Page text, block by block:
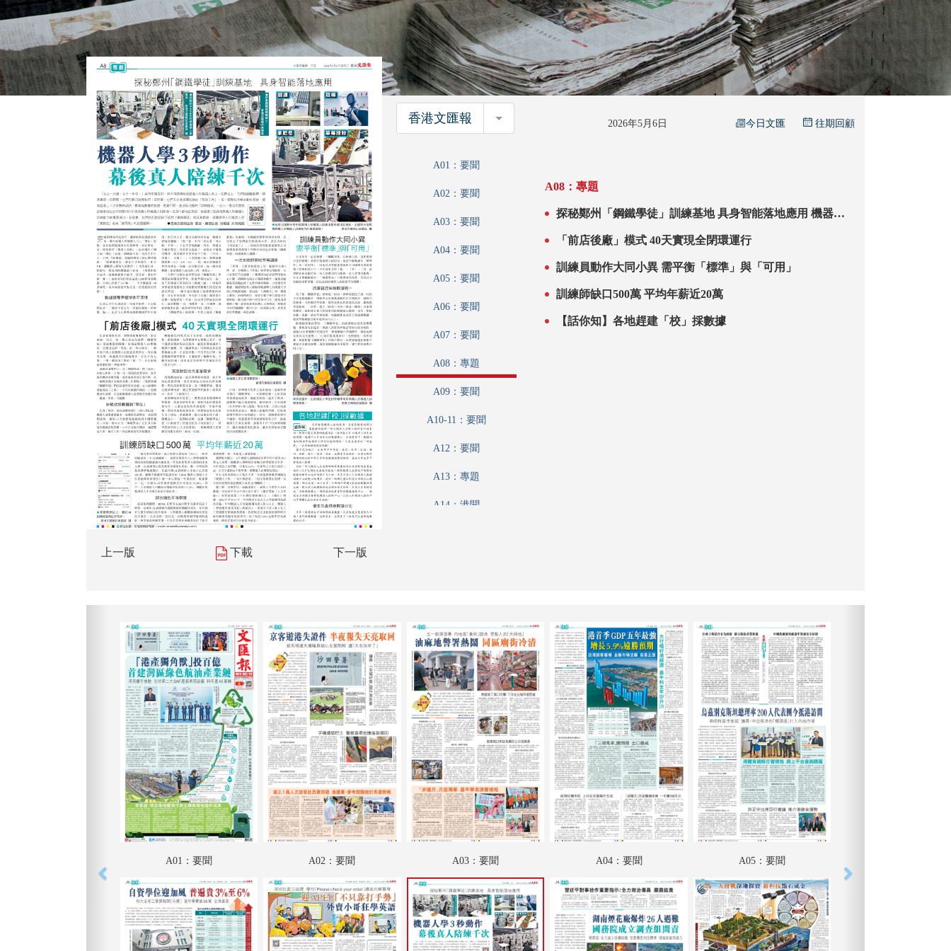
上一版 下載 下一版
香港文匯報 香港文匯報 2026年5月6日 今日文匯 往期回顧
A01：要聞
A02：要聞
A03：要聞
A04：要聞
A05：要聞
A06：要聞
A07：要聞
A08：專題
A09：要聞
A10-11：要聞
A12：要聞
A13：專題
A14：港聞
A19：國際
A20：國際
B01：財經
B02：科教啟智
B03：IT新世代
B04：愛漫遊
B05：采風
B06：娛樂
B08：體育
C01：文匯馬經
A08：專題
探秘鄭州「鋼鐵學徒」訓練基地 具身智能落地應用 機器人
「前店後廠」模式 40天實現全閉環運行
訓練員動作大同小異 需平衡「標準」與「可用」
訓練師缺口500萬 平均年薪近20萬
【話你知】各地趕建「校」採數據
A01：要聞 A02：要聞 A03：要聞 A04：要聞 A05：要聞